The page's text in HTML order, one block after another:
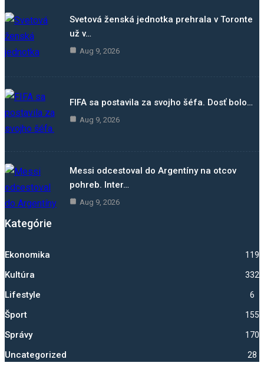
Svetová ženská jednotka prehrala v Toronte
už v…
Aug 9, 2026
FIFA sa postavila za svojho šéfa. Dosť bolo…
Aug 9, 2026
Messi odcestoval do Argentíny na otcov
pohreb. Inter…
Aug 9, 2026
Kategórie
Ekonomika 1193
Kultúra 332
Lifestyle 6
Šport 1554
Správy
Uncategorized 28